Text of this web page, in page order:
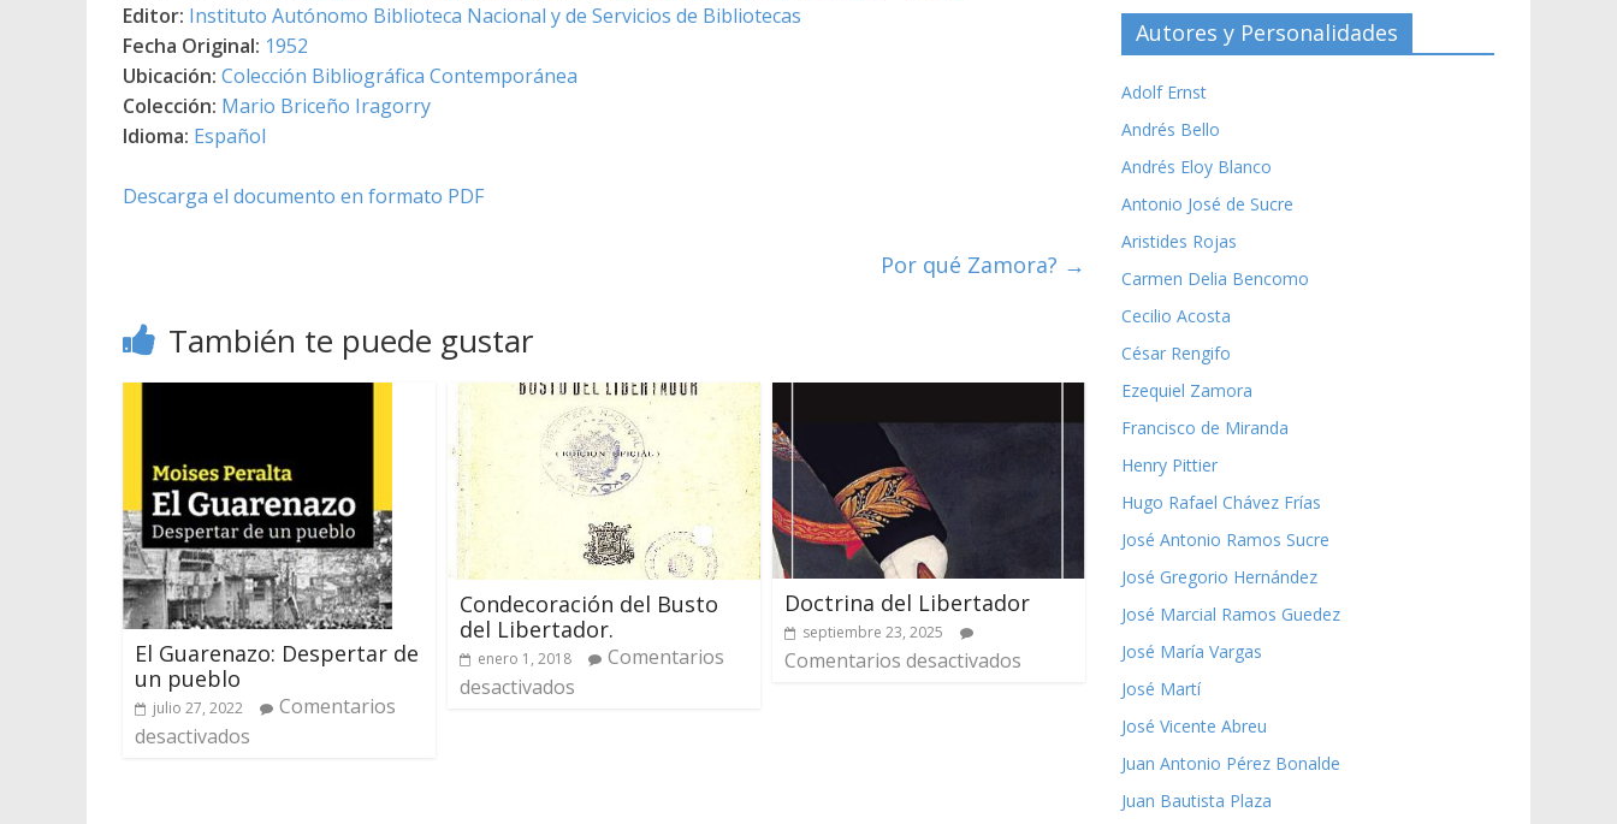
Editor: Instituto Autónomo Biblioteca Nacional y de Servicios de Bibliotecas
Fecha Original: 1952
Ubicación: Colección Bibliográfica Contemporánea
Colección: Mario Briceño Iragorry
Idioma: Español
Descarga el documento en formato PDF
Por qué Zamora? →
También te puede gustar
El Guarenazo: Despertar de
un pueblo
julio 27, 2022
Comentarios
desactivados
Condecoración del Busto
del Libertador.
enero 1, 2018
Comentarios
desactivados
Doctrina del Libertador
septiembre 23, 2025
Comentarios desactivados
Autores y Personalidades
Adolf Ernst
Andrés Bello
Andrés Eloy Blanco
Antonio José de Sucre
Aristides Rojas
Carmen Delia Bencomo
Cecilio Acosta
César Rengifo
Ezequiel Zamora
Francisco de Miranda
Henry Pittier
Hugo Rafael Chávez Frías
José Antonio Ramos Sucre
José Gregorio Hernández
José Marcial Ramos Guedez
José María Vargas
José Martí
José Vicente Abreu
Juan Antonio Pérez Bonalde
Juan Bautista Plaza